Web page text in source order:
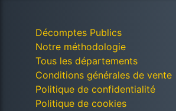
Décomptes Publics
Notre méthodologie
Tous les départements
Conditions générales de vente
Politique de confidentialité
Politique de cookies